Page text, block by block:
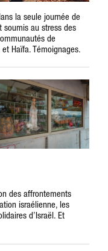
la seule journée de
soumis au stress des
de
Haïfa. Témoignages.
des affrontements
israélienne, les
d’Israël. Et